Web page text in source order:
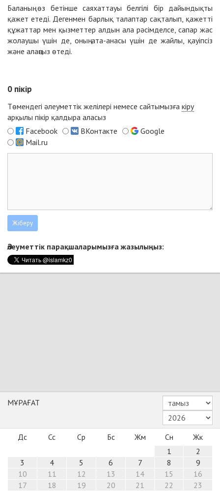
Баланың өз бетінше саяхаттауы белгілі бір дайындықты
қажет етеді. Дегенмен барлық талаптар сақталып, қажетті
құжаттар мен қызметтер алдын ала рәсімделсе, сапар жас
жолаушы үшін де, оның ата-анасы үшін де жайлы, қауіпсіз
және алаңсыз өтеді.
0 пікір
Төмендегі әлеуметтік желілері немесе сайтымызға кіру
арқылы пікір қалдыра аласыз
Facebook
ВКонтакте
Google
Mail.ru
Әлеуметтік парақшаларымызға жазылыңыз:
МҰРАҒАТ
Дс Сс Ср Бс Жм Сн
Жк
1
2
3
4 5 6 7 8
9
10
11 12 13 14 15
16
17
18 19 20 21 22
23